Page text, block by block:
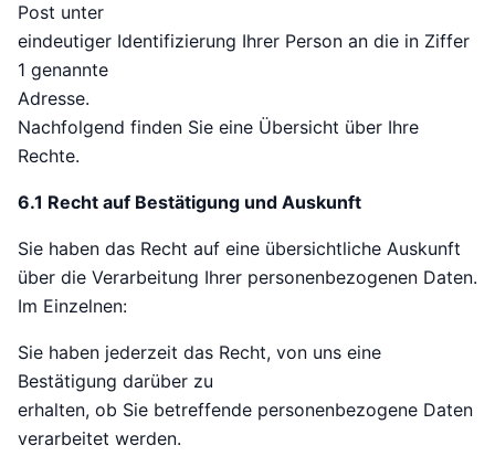
Post unter
eindeutiger Identifizierung Ihrer Person an die in Ziffer
1 genannte
Adresse.
Nachfolgend finden Sie eine Übersicht über Ihre
Rechte.
6.1 Recht auf Bestätigung und Auskunft
Sie haben das Recht auf eine übersichtliche Auskunft
über die Verarbeitung Ihrer personenbezogenen Daten.
Im Einzelnen:
Sie haben jederzeit das Recht, von uns eine
Bestätigung darüber zu
erhalten, ob Sie betreffende personenbezogene Daten
verarbeitet werden.